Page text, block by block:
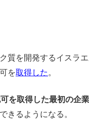
質を開発するイスラ
を取得した 。
を取得した最初の企業
きるようになる。